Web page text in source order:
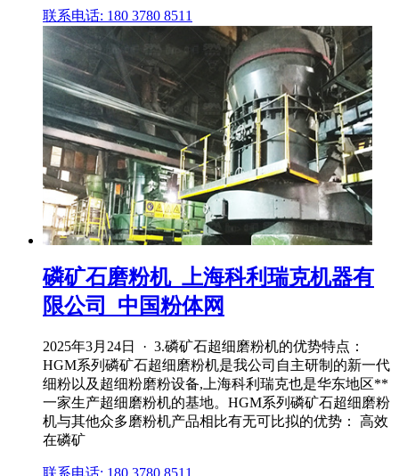
联系电话: 180 3780 8511
磷矿石磨粉机_上海科利瑞克机器有
限公司_中国粉体网
2025年3月24日 · 3.磷矿石超细磨粉机的优势特点：
HGM系列磷矿石超细磨粉机是我公司自主研制的新一代
细粉以及超细粉磨粉设备,上海科利瑞克也是华东地区**
一家生产超细磨粉机的基地。HGM系列磷矿石超细磨粉
机与其他众多磨粉机产品相比有无可比拟的优势： 高效
在磷矿
联系电话: 180 3780 8511